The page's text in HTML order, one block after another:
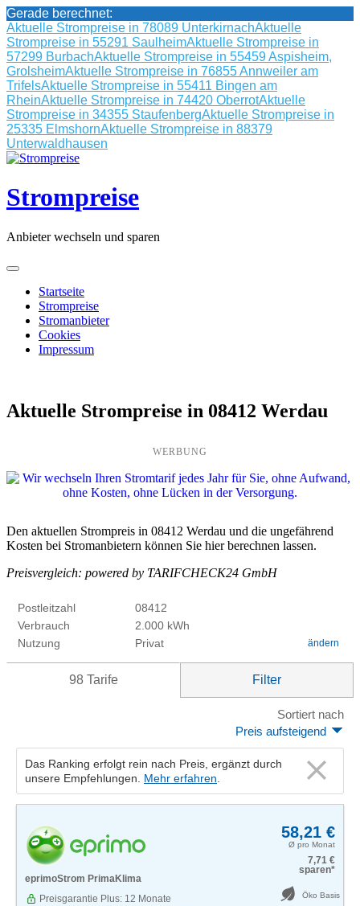
Gerade berechnet:
Aktuelle Strompreise in 78089 UnterkirnachAktuelle
Strompreise in 55291 SaulheimAktuelle Strompreise in
57299 BurbachAktuelle Strompreise in 55459 Aspisheim,
GrolsheimAktuelle Strompreise in 76855 Annweiler am
TrifelsAktuelle Strompreise in 55411 Bingen am
RheinAktuelle Strompreise in 74420 OberrotAktuelle
Strompreise in 34355 StaufenbergAktuelle Strompreise in
25335 ElmshornAktuelle Strompreise in 88379
Unterwaldhausen
Skip
content
Strompreise
Anbieter wechseln und sparen
Startseite
Strompreise
Stromanbieter
Cookies
Impressum
Aktuelle Strompreise in 08412 Werdau
WERBUNG
Den aktuellen Strompreis in 08412 Werdau und die ungefährend
Kosten bei Stromanbietern können Sie hier berechnen lassen.
Preisvergleich: powered by TARIFCHECK24 GmbH